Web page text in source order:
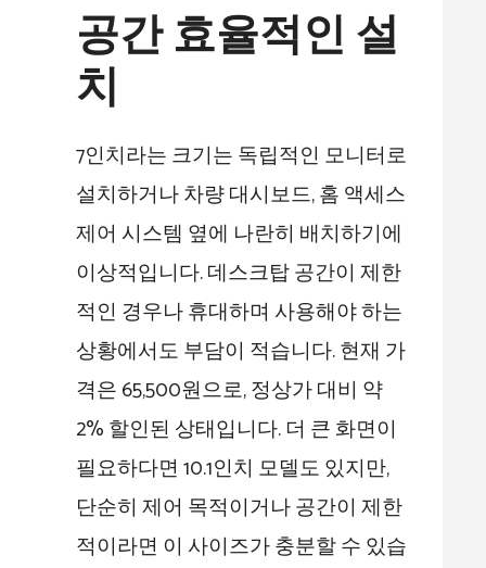
공간 효율적인 설
치
7인치라는 크기는 독립적인 모니터로
설치하거나 차량 대시보드, 홈 액세스
제어 시스템 옆에 나란히 배치하기에
이상적입니다. 데스크탑 공간이 제한
적인 경우나 휴대하며 사용해야 하는
상황에서도 부담이 적습니다. 현재 가
격은 65,500원으로, 정상가 대비 약
2% 할인된 상태입니다. 더 큰 화면이
필요하다면 10.1인치 모델도 있지만,
단순히 제어 목적이거나 공간이 제한
적이라면 이 사이즈가 충분할 수 있습